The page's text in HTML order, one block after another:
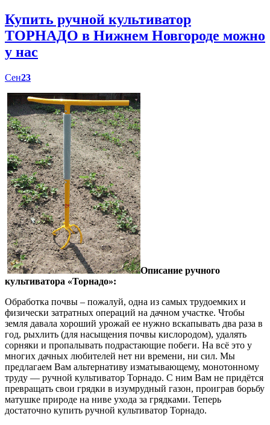
Купить ручной культиватор
ТОРНАДО в Нижнем Новгороде можно
у нас
Сен23
Описание ручного
культиватора «Торнадо»:
Обработка почвы – пожалуй, одна из самых трудоемких и
физически затратных операций на дачном участке. Чтобы
земля давала хороший урожай ее нужно вскапывать два раза в
год, рыхлить (для насыщения почвы кислородом), удалять
сорняки и пропалывать подрастающие побеги. На всё это у
многих дачных любителей нет ни времени, ни сил. Мы
предлагаем Вам альтернативу изматывающему, монотонному
труду — ручной культиватор Торнадо. С ним Вам не придётся
превращать свои грядки в изумрудный газон, проиграв борьбу
матушке природе на ниве ухода за грядками. Теперь
достаточно купить ручной культиватор Торнадо.